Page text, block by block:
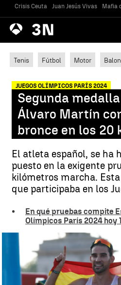
Crisis Ceuta Juan Jesús Vivas Mafia
Antena
3 Noticias
Tenis Fútbol Motor
JUEGOS OLÍMPICOS PARÍS 2024
Segunda
Álvaro Martín
bronce en los 20
El atleta español, se ha
puesto en la exigente
kilómetros marcha.
que participaba en los
En qué pruebas compite
Olímpicos París 2024 hoy
Segunda medalla para España: